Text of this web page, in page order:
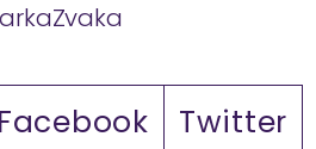
Facebook
Twitter